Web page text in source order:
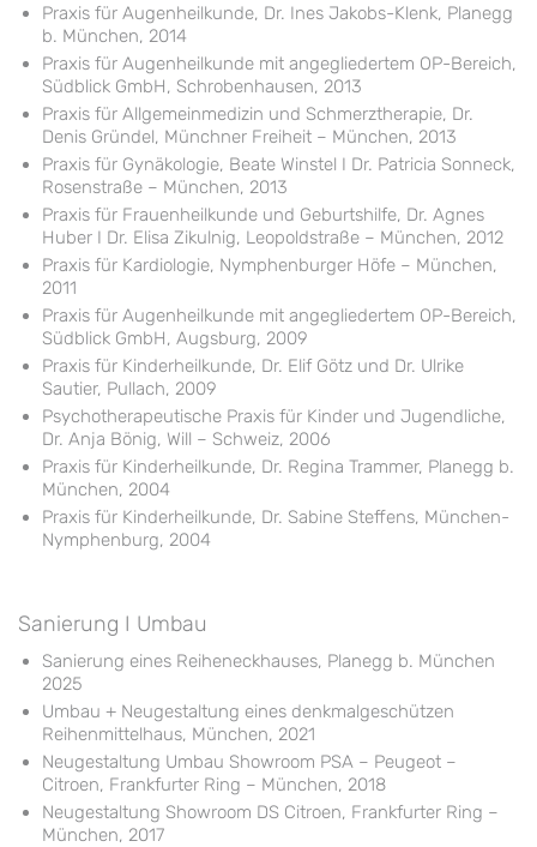
Praxis für Augenheilkunde, Dr. Ines Jakobs-Klenk, Planegg
b. München, 2014
Praxis für Augenheilkunde mit angegliedertem OP-Bereich,
Südblick GmbH, Schrobenhausen, 2013
Praxis für Allgemeinmedizin und Schmerztherapie, Dr.
Denis Gründel, Münchner Freiheit – München, 2013
Praxis für Gynäkologie, Beate Winstel I Dr. Patricia Sonneck,
Rosenstraße – München, 2013
Praxis für Frauenheilkunde und Geburtshilfe, Dr. Agnes
Huber I Dr. Elisa Zikulnig, Leopoldstraße – München, 2012
Praxis für Kardiologie, Nymphenburger Höfe – München,
2011
Praxis für Augenheilkunde mit angegliedertem OP-Bereich,
Südblick GmbH, Augsburg, 2009
Praxis für Kinderheilkunde, Dr. Elif Götz und Dr. Ulrike
Sautier, Pullach, 2009
Psychotherapeutische Praxis für Kinder und Jugendliche,
Dr. Anja Bönig, Will – Schweiz, 2006
Praxis für Kinderheilkunde, Dr. Regina Trammer, Planegg b.
München, 2004
Praxis für Kinderheilkunde, Dr. Sabine Steffens, München-
Nymphenburg, 2004
Sanierung I Umbau
Sanierung eines Reiheneckhauses, Planegg b. München
2025
Umbau + Neugestaltung eines denkmalgeschützen
Reihenmittelhaus, München, 2021
Neugestaltung Umbau Showroom PSA – Peugeot –
Citroen, Frankfurter Ring – München, 2018
Neugestaltung Showroom DS Citroen, Frankfurter Ring –
München, 2017